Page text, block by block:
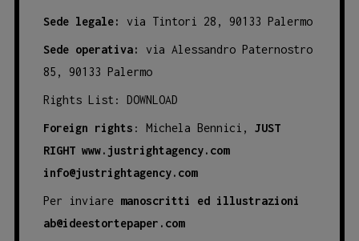
Sede legale: via Tintori 28, 90133 Palermo
Sede operativa:
via Alessandro Paternostro
85, 90133 Palermo
Rights List: DOWNLOAD
Foreign rights : Michela Bennici, JUST
RIGHT www.justrightagency.com
info@justrightagency.com
Per inviare manoscritti ed illustrazioni
ab@ideestortepaper.com